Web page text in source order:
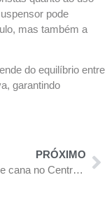
pode
mas também a
do equilíbrio entre
garantindo
PRÓXIMO
Moagem de cana no Centro-Sul está 2,78% menor no acumulado; entenda os motivos